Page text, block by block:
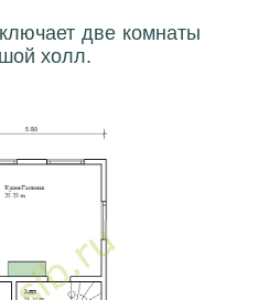
две комнаты
холл.